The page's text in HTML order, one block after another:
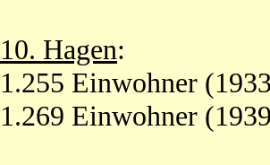
10. Hagen:
1.255 Einwohner
1.269 Einwohner